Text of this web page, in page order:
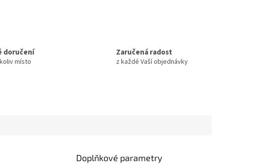
doručení
místo
Zaručená radost
z každé Vaší objednávky
Doplňkové parametry